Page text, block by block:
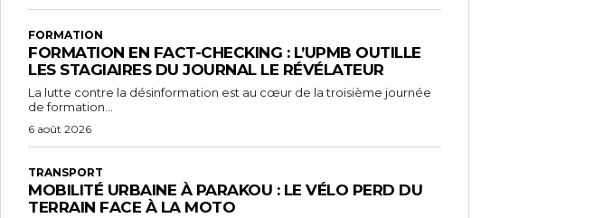
FORMATION
FORMATION EN FACT-CHECKING : L’UPMB OUTILLE
LES STAGIAIRES DU JOURNAL LE RÉVÉLATEUR
La lutte contre la désinformation est au cœur de la troisième journée
de formation...
6 août 2026
TRANSPORT
MOBILITÉ URBAINE À PARAKOU : LE VÉLO PERD DU
TERRAIN FACE À LA MOTO